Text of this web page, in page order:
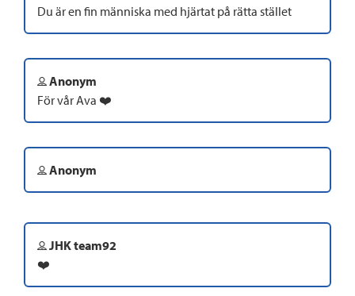
Du är en fin människa med hjärtat på rätta stället
Anonym
För vår Ava ❤️
Anonym
JHK team92
❤️